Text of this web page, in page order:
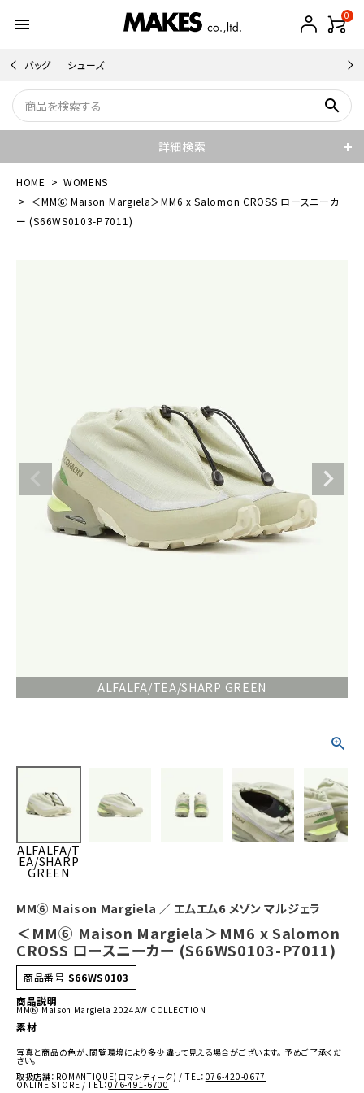
menu 0
バッグ シューズ
search
詳細検索
HOME
WOMENS
＜MM⑥ Maison Margiela＞MM6 x Salomon CROSS ロースニーカ
ー (S66WS0103-P7011)
ALFALFA/TEA/SHARP GREEN
ALFALFA/T
EA/SHARP
GREEN
MM⑥ Maison Margiela ／ エムエム6 メゾン マルジェラ
＜MM⑥ Maison Margiela＞MM6 x Salomon
CROSS ロースニーカー (S66WS0103-P7011)
商品番号 S66WS0103
商品説明
MM⑥ Maison Margiela 2024AW COLLECTION
素材
写真と商品の色が、閲覧環境により多少違って見える場合がございます。 予めご了承くだ
さい。
取扱店舗：ROMANTIQUE(ロマンティーク) / TEL： 076-420-0677
ONLINE STORE / TEL：076-491-6700